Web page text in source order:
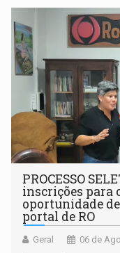
PROCESSO
inscrições para
oportunidade
portal de RO
Geral 06 de